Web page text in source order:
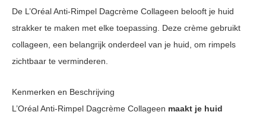
De L’Oréal Anti-Rimpel Dagcrème Collageen belooft je huid
strakker te maken met elke toepassing. Deze crème gebruikt
collageen, een belangrijk onderdeel van je huid, om rimpels
zichtbaar te verminderen.
Kenmerken en Beschrijving
L’Oréal Anti-Rimpel Dagcrème Collageen maakt je huid